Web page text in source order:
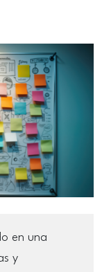
en una
y